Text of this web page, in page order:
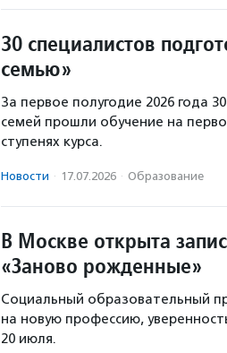
30 специалистов
семью»
За первое полугодие 2026 года
семей прошли обучение на
ступенях курса.
Новости · 17.07.2026 · Образование
В Москве открыта
«Заново рожденные»
Социальный образовательный
на новую профессию,
20 июля.